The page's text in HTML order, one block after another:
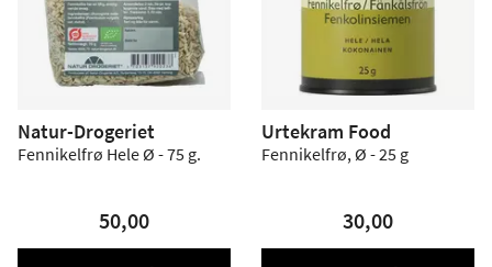
Natur-Drogeriet
Fennikelfrø Hele Ø - 75 g.
50,00
Urtekram Food
Fennikelfrø, Ø - 25 g
30,00